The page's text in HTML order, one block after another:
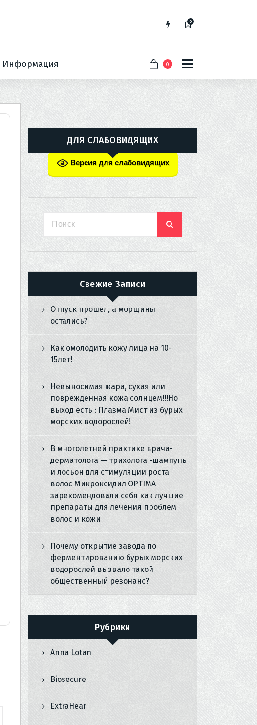
0
Информация 0
ДЛЯ СЛАБОВИДЯЩИХ
Версия для слабовидящих
Свежие Записи
Отпуск прошел, а морщины
остались?
Как омолодить кожу лица на 10-
15лет!
Невыносимая жара, сухая или
повреждённая кожа солнцем!!!Но
выход есть : Плазма Мист из бурых
морских водорослей!
В многолетней практике врача-
дерматолога — трихолога -шампунь
и лосьон для стимуляции роста
волос Микроксидил OPTIMA
зарекомендовали себя как лучшие
препараты для лечения проблем
волос и кожи
Почему открытие завода по
ферментированию бурых морских
водорослей вызвало такой
общественный резонанс?
Рубрики
Anna Lotan
Biosecure
ExtraHear